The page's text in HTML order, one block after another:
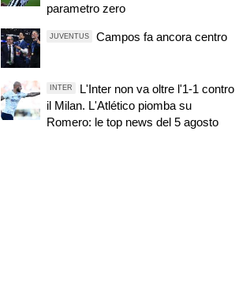
parametro zero
JUVENTUS Campos fa ancora centro
INTER
L'Inter non va oltre l'1-1 contro
il Milan. L'Atlético piomba su
Romero: le top news del 5 agosto